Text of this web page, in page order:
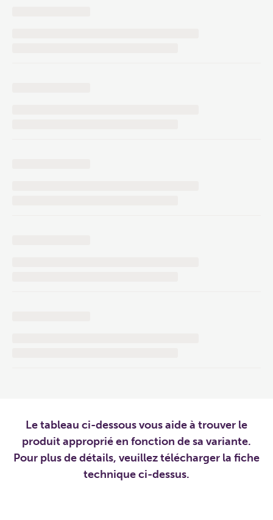
Le tableau ci-dessous vous aide à trouver le
produit approprié en fonction de sa variante.
Pour plus de détails, veuillez télécharger la fiche
technique ci-dessus.